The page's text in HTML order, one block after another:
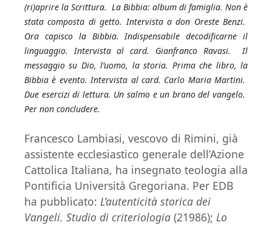
(ri)aprire la Scrittura. La Bibbia: album di famiglia. Non è
stata composta di getto. Intervista a don Oreste Benzi.
Ora capisco la Bibbia. Indispensabile decodificarne il
linguaggio. Intervista al card. Gianfranco Ravasi. Il
messaggio su Dio, l’uomo, la storia. Prima che libro, la
Bibbia è evento. Intervista al card. Carlo Maria Martini.
Due esercizi di lettura. Un salmo e un brano del vangelo.
Per non concludere.
Francesco Lambiasi, vescovo di Rimini, già
assistente ecclesiastico generale dell’Azione
Cattolica Italiana, ha insegnato teologia alla
Pontificia Università Gregoriana. Per EDB
ha pubblicato: L’autenticità storica dei
Vangeli. Studio di criteriologia (21986); Lo